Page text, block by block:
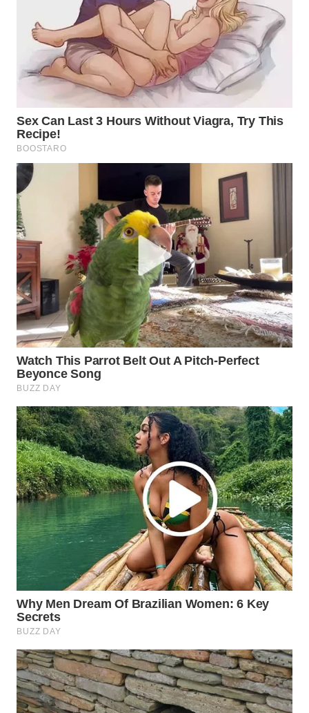
WAHANA
NEWS
WAHANA
TANI
ADVOKAT
WAHANA
INFRASTRUKTUR
WAHANA
KONSUMEN
WAHANA
LISTRIK
WAHANA
TRAVEL
WAHANA
TV
WAHANANEWS
ID
WAHANANEWS
CO ID
WAHANANEWS
WAHANA
SPORT
WAHANA
UMKM